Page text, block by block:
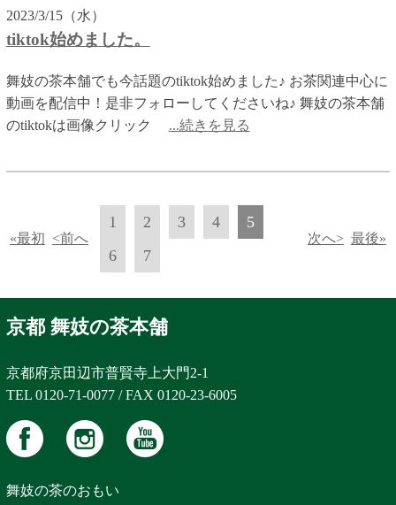
2023/3/15（水）
tiktok始めました。
舞妓の茶本舗でも今話題のtiktok始めました♪ お茶関連中心に
動画を配信中！是非フォローしてくださいね♪ 舞妓の茶本舗
のtiktokは画像クリック ...続きを見る
«最初 <前へ
1 2 3 4
5
6
7
次へ> 最後»
京都 舞妓の茶本舗
京都府京田辺市普賢寺上大門2-1
TEL 0120-71-0077 / FAX 0120-23-6005
舞妓の茶のおもい